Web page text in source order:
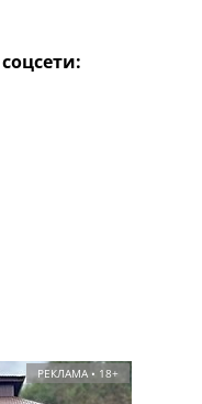
РЕКЛАМА • 18+